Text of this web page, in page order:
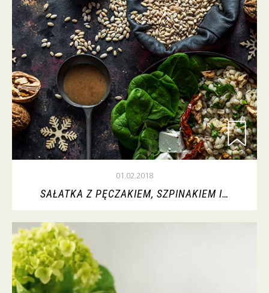
01.02.2018
SAŁATKA Z PĘCZAKIEM, SZPINAKIEM I…